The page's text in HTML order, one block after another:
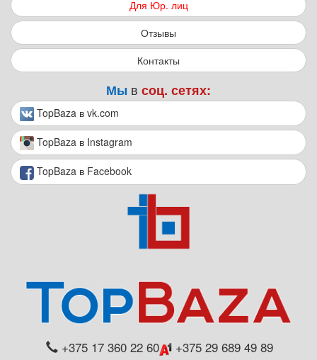
Для Юр. лиц
Отзывы
Контакты
Мы в соц. сетях:
TopBaza в vk.com
TopBaza в Instagram
TopBaza в Facebook
+375 17 360 22 60 +375 29 689 49 89